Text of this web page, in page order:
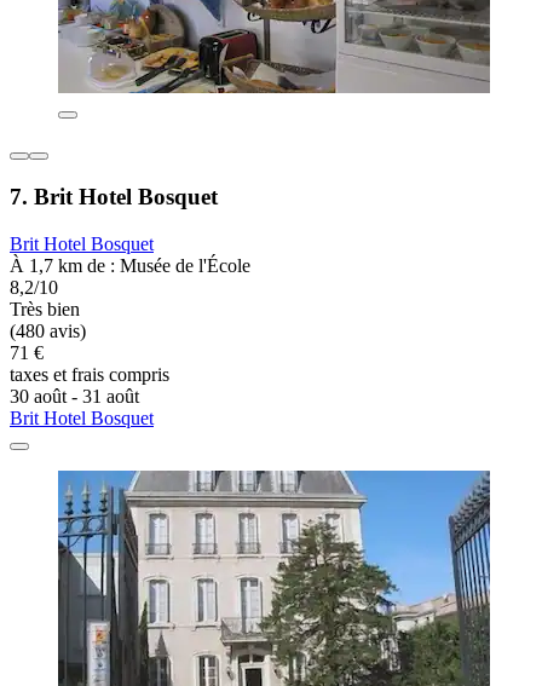
7. Brit Hotel Bosquet
Brit Hotel Bosquet
À 1,7 km de : Musée de l'École
8,2/10
Très bien
(480 avis)
71 €
taxes et frais compris
30 août - 31 août
Brit Hotel Bosquet